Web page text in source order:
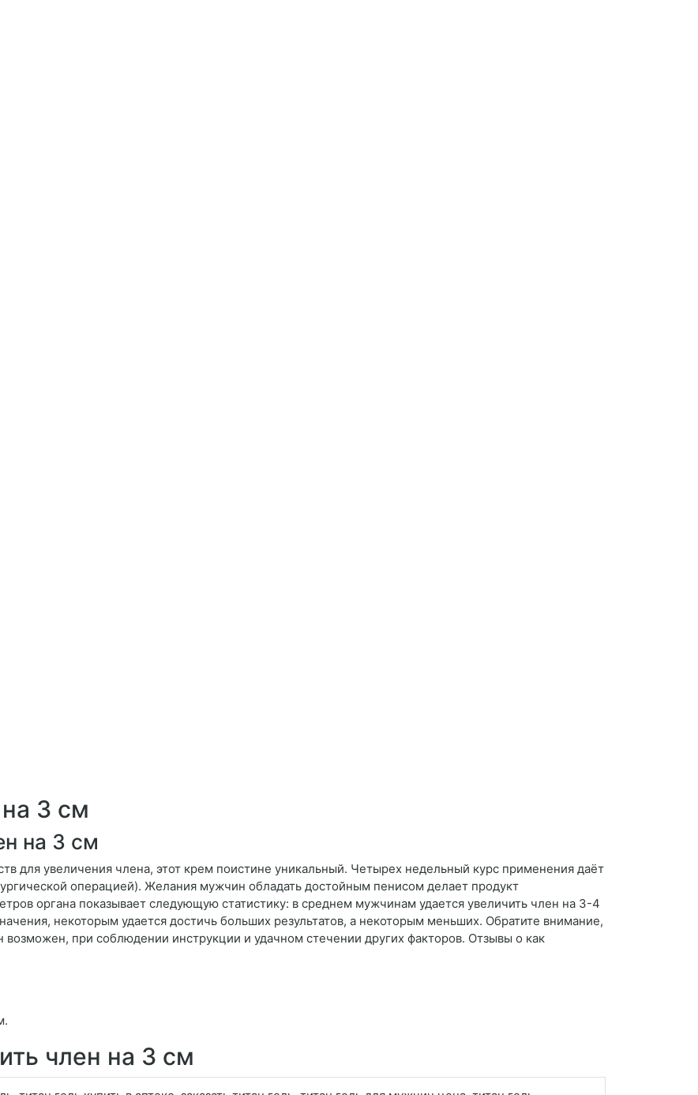
3 см
на 3 см
для увеличения члена, этот крем поистине уникальный. Четырех недельный курс применения даёт
операцией). Желания мужчин обладать достойным пенисом делает продукт
органа показывает следующую статистику: в среднем мужчинам удается увеличить член на 3-4
некоторым удается достичь больших результатов, а некоторым меньших. Обратите внимание,
возможен, при соблюдении инструкции и удачном стечении других факторов. Отзывы о как
член на 3 см